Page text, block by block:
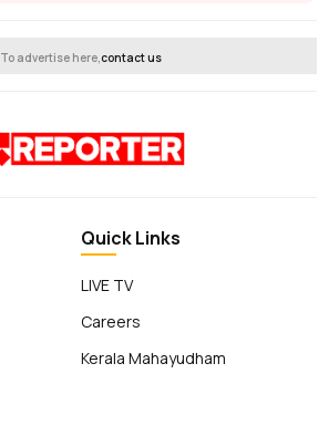
To advertise here,contact us
Quick Links
LIVE TV
Careers
Kerala Mahayudham